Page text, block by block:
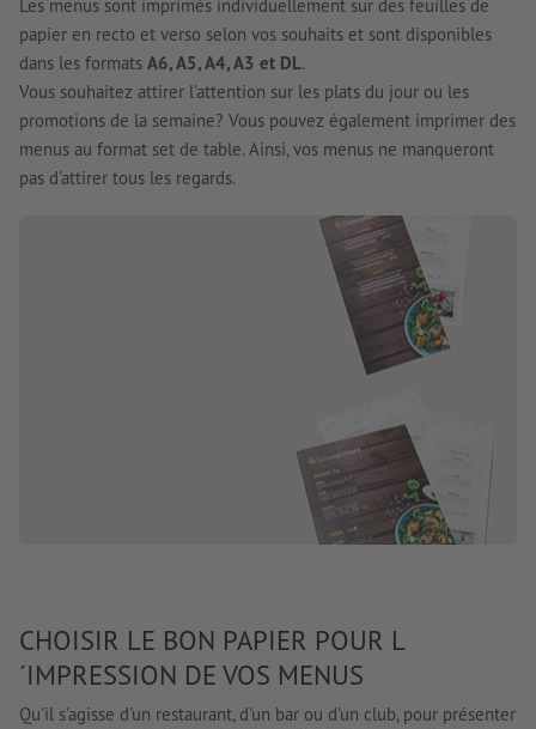
Les menus sont imprimés individuellement sur des feuilles de
papier en recto et verso selon vos souhaits et sont disponibles
dans les formats A6, A5, A4, A3 et DL.
Vous souhaitez attirer l'attention sur les plats du jour ou les
promotions de la semaine? Vous pouvez également imprimer des
menus au format set de table. Ainsi, vos menus ne manqueront
pas d'attirer tous les regards.
CHOISIR LE BON PAPIER POUR L
´IMPRESSION DE VOS MENUS
Qu'il s'agisse d'un restaurant, d'un bar ou d'un club, pour présenter